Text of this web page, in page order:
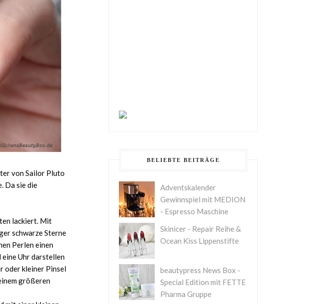
von Sailor Pluto
Da sie die
lackiert. Mit
schwarze Sterne
Perlen einen
Uhr darstellen
oder kleiner Pinsel
größeren
BELIEBTE BEITRÄGE
Adventskalender
Gewinnspiel mit MEDION
- Espresso Maschine
Skinicer - Repair Reihe &
Ocean Kiss Lippenstifte
beautypress News Box -
Special Edition mit FETTE
Pharma Gruppe